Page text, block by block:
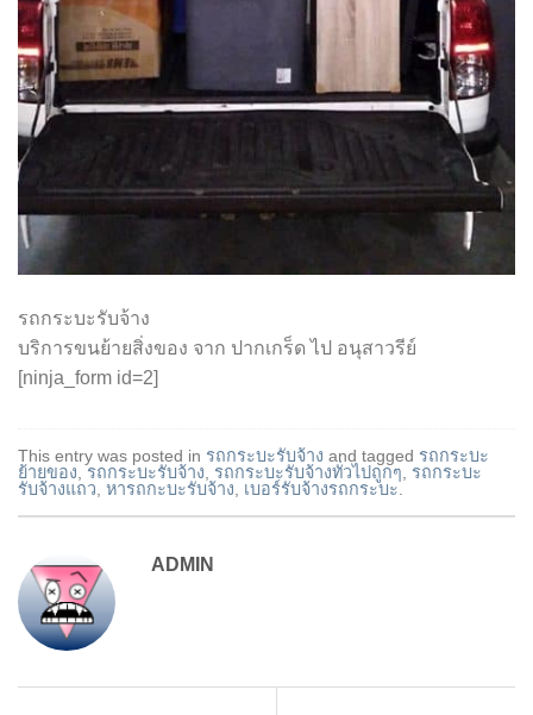
รถกระบะรับจ้าง
บริการขนย้ายสิ่งของ จาก ปากเกร็ด ไป อนุสาวรีย์
[ninja_form id=2]
This entry was posted in รถกระบะรับจ้าง and tagged รถกระบะ
ย้ายของ
รถกระบะรับจ้าง รถกระบะรับจ้างทั่วไปถูกๆ
รถกระบะ
รับจ้างแถว หารถกะบะรับจ้าง เบอร์รับจ้างรถกระบะ
ADMIN